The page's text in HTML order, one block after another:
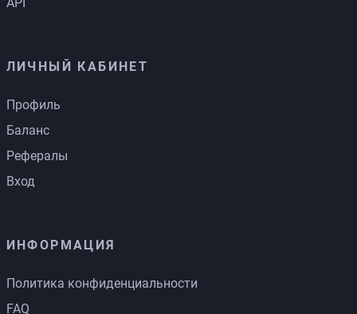
ЛИЧНЫЙ КАБИНЕТ
Профиль
Баланс
Рефералы
Вход
ИНФОРМАЦИЯ
Политика конфиденциальности
FAQ